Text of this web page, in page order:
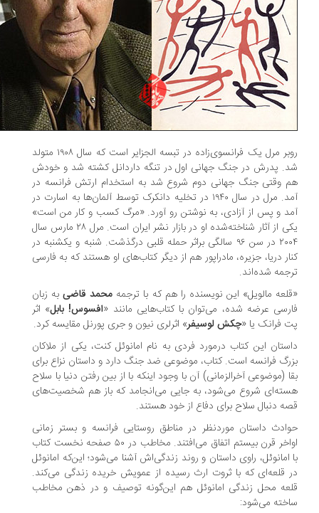
روبر مرل یک فرانسوی‌زاده در تبسه الجزایر است که سال ۱۹۰۸ متولد
پدرش در جنگ جهانی اول در تنگه داردانل کشته شد و خودش
وقتی جنگ جهانی دوم شروع شد به استخدام ارتش فرانسه در
آمد. مرل در سال ۱۹۴۰ در تخلیه دانکرک توسط آلمان‌ها به اسارت در
و پس از آزادی، به نوشتن رو آورد. «مرگ کسب و کار من است»
یکی از آثار شناخته‌شده او در بازار نشر ایران است. مرل ۲۸ مارس سال
۲۰۰۴ در سن ۹۶ سالگی براثر حمله قلبی درگذشت. شنبه و یکشنبه در
دریا، جزیره، مادراپور هم از دیگر کتاب‌های او هستند که به فارسی
شده‌اند.
مالویل» این نویسنده را هم که با ترجمه محمد قاضیبه زبان
عرضه شده، می‌توان با کتاب‌هایی مانند «افسوس! بابل» اثر
فرانک یا «چکش لوسیفر» اثرلری نیون و جری پورنل مقایسه کرد.
این کتاب درمورد فردی به نام امانوئل کنت، یکی از ملاکان
فرانسه است. کتاب، موضوعی ضد جنگ دارد و داستان نزاع برای
(موضوعی آخرالزمانی) آن با وجود اینکه با از بین رفتن دنیا با سلاح
شروع می‌شود، به جایی می‌انجامد که باز هم شخصیت‌های
دنبال سلاح برای دفاع از خود هستند.
داستان موردنظر در مناطق روستایی فرانسه و بستر زمانی
اواخر قرن بیستم اتفاق می‌افتند. مخاطب در ۵۰ صفحه نخست کتاب
امانوئل، راوی داستان و روند زندگی‌اش آشنا می‌شود؛ این‌که امانوئل
قلعه‌ای که با ثروت ارث رسیده از عمویش خریده زندگی می‌کند.
محل زندگی امانوئل هم این‌گونه توصیف و در ذهن مخاطب
می‌شود: